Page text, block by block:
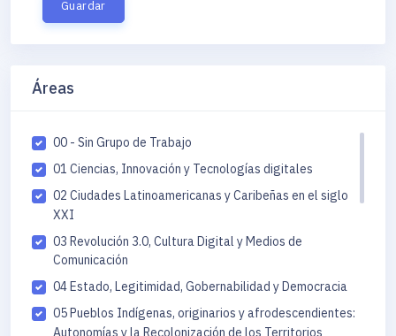
Áreas
00 - Sin Grupo de Trabajo
01 Ciencias, Innovación y Tecnologías digitales
02 Ciudades Latinoamericanas y Caribeñas en el siglo
XXI
03 Revolución 3.0, Cultura Digital y Medios de
Comunicación
04 Estado, Legitimidad, Gobernabilidad y Democracia
05 Pueblos Indígenas, originarios y afrodescendientes:
Autonomías y la Recolonización de los Territorios